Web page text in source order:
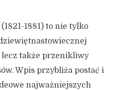
1881) to nie tylko
także przenikliwy
Wpis przybliża postać i
najważniejszych